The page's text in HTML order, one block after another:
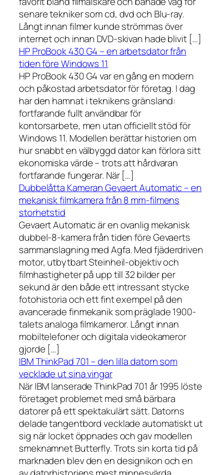
senare tekniker som cd, dvd och Blu-ray.
Långt innan filmer kunde strömmas över
internet och innan DVD-skivan hade blivit […]
HP ProBook 430 G4 – en arbetsdator från
tiden före Windows 11
HP ProBook 430 G4 var en gång en modern
och påkostad arbetsdator för företag. I dag
har den hamnat i teknikens gränsland:
fortfarande fullt användbar för
kontorsarbete, men utan officiellt stöd för
Windows 11. Modellen berättar historien om
hur snabbt en välbyggd dator kan förlora sitt
ekonomiska värde – trots att hårdvaran
fortfarande fungerar. När […]
Dubbelåtta Kameran Gevaert Automatic – en
mekanisk filmkamera från 8 mm-filmens
storhetstid
Gevaert Automatic är en ovanlig mekanisk
dubbel-8-kamera från tiden före Gevaerts
sammanslagning med Agfa. Med fjäderdriven
motor, utbytbart Steinheil-objektiv och
filmhastigheter på upp till 32 bilder per
sekund är den både ett intressant stycke
fotohistoria och ett fint exempel på den
avancerade finmekanik som präglade 1900-
talets analoga filmkameror. Långt innan
mobiltelefoner och digitala videokameror
gjorde […]
IBM ThinkPad 701 – den lilla datorn som
vecklade ut sina vingar
När IBM lanserade ThinkPad 701 år 1995 löste
företaget problemet med små bärbara
datorer på ett spektakulärt sätt. Datorns
delade tangentbord vecklade automatiskt ut
sig när locket öppnades och gav modellen
smeknamnet Butterfly. Trots sin korta tid på
marknaden blev den en designikon och en